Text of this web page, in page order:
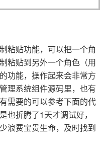
粘贴功能，可以把一个角
粘贴到另外一个角色（用
功能，操作起来会非常方
理系统组件源码里，也有
需要的可以参考下面的代
也折腾了1天才调试好，
浪费宝贵生命，及时找到